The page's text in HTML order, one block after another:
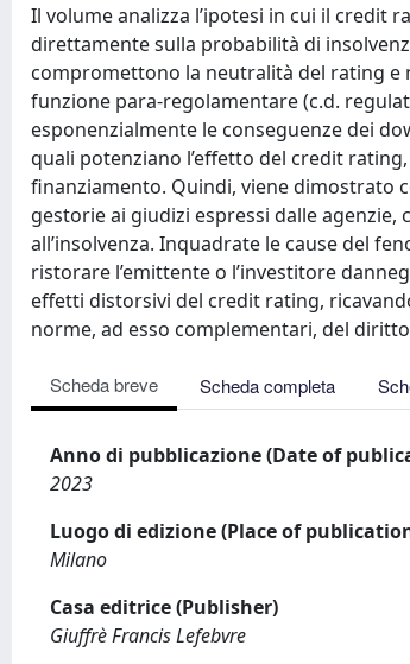
Il volume analizza l’ipotesi in cui il credit
direttamente sulla probabilità di
compromettono la neutralità del rating e
funzione para-regolamentare (c.d.
esponenzialmente le conseguenze dei
quali potenziano l’effetto del credit
finanziamento. Quindi, viene dimostrato
gestorie ai giudizi espressi dalle
all’insolvenza. Inquadrate le cause del
ristorare l’emittente o l’investitore
effetti distorsivi del credit rating,
norme, ad esso complementari, del
Scheda breve Scheda completa
Anno di pubblicazione (Date of
2023
Luogo di edizione (Place of
Milano
Casa editrice (Publisher)
Giuffrè Francis Lefebvre